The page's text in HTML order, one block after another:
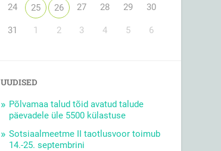
24 25 26 27 28 29 30
31 1 2 3 4 5 6
UUDISED
Põlvamaa talud tõid avatud talude
päevadele üle 5500 külastuse
Sotsiaalmeetme II taotlusvoor toimub
14.-25. septembrini